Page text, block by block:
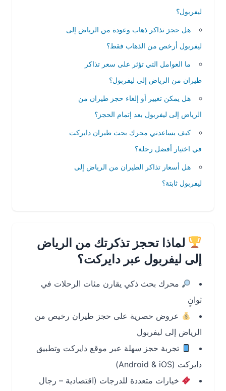
ليفربول؟
هل حجز تذاكر ذهاب وعودة من الرياض إلى
ليفربول أرخص من الذهاب فقط؟
ما العوامل التي تؤثر على سعر تذاكر
طيران من الرياض إلى ليفربول؟
هل يمكن تغيير أو إلغاء حجز طيران من
الرياض إلى ليفربول بعد إتمام الحجز؟
كيف يساعدني محرك بحث طيران دايركت
في اختيار أفضل رحلة؟
هل أسعار تذاكر الطيران من الرياض إلى
ليفربول ثابتة؟
لماذا تحجز تذكرتك من الرياض
إلى ليفربول عبر دايركت؟
محرك بحث ذكي يقارن مئات الرحلات في
عروض حصرية على حجز طيران رخيص من
الرياض إلى ليفربول
تجربة حجز سهلة عبر موقع دايركت وتطبيق
دايركت (Android & iOS)
خيارات متعددة للدرجات (اقتصادية – رجال